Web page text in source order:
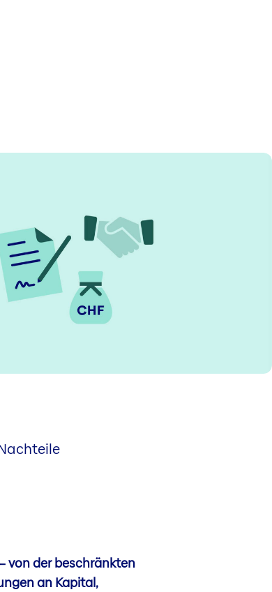
von der beschränkten
an Kapital,